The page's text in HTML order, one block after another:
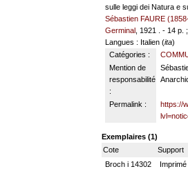
sulle leggi dei Natura e
Sébastien FAURE
Germinal , 1921 . - 14 p.
Langues : Italien (ita)
Catégories :
Mention de
responsabilité
:
Permalink :
https://
Exemplaires (1)
Cote
Support
Broch i 14302
Imprimé